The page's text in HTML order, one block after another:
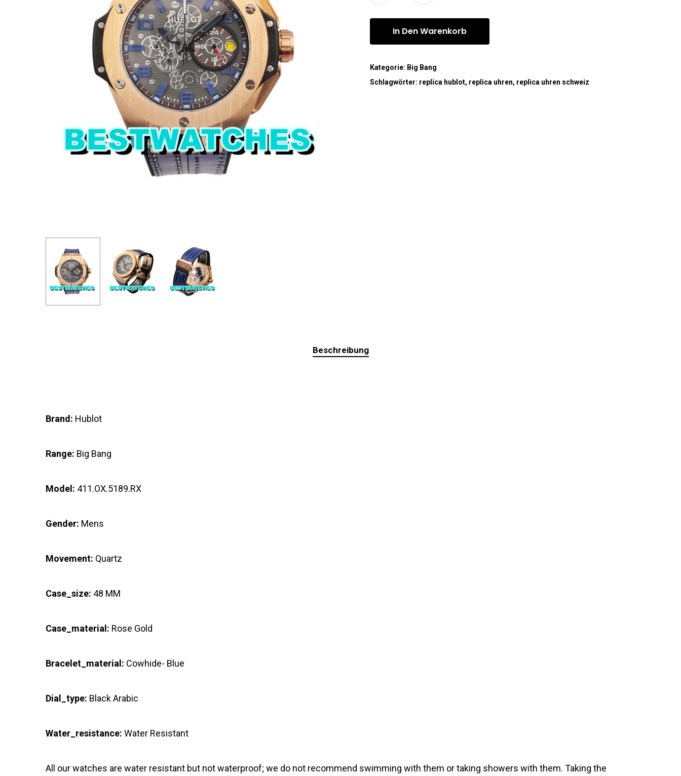
In Den Warenkorb
Kategorie: Big Bang
Schlagwörter: replica hublot, replica uhren, replica uhren schweiz
Beschreibung
Brand: Hublot
Range: Big Bang
Model: 411.OX.5189.RX
Gender: Mens
Movement: Quartz
Case_size: 48 MM
Case_material: Rose Gold
Bracelet_material: Cowhide- Blue
Dial_type: Black Arabic
Water_resistance: Water Resistant
All our watches are water resistant but not waterproof; we do not recommend swimming with them or taking showers with them. Taking the